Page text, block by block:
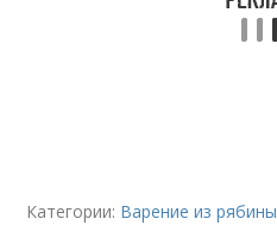
Категории: Варение из рябины